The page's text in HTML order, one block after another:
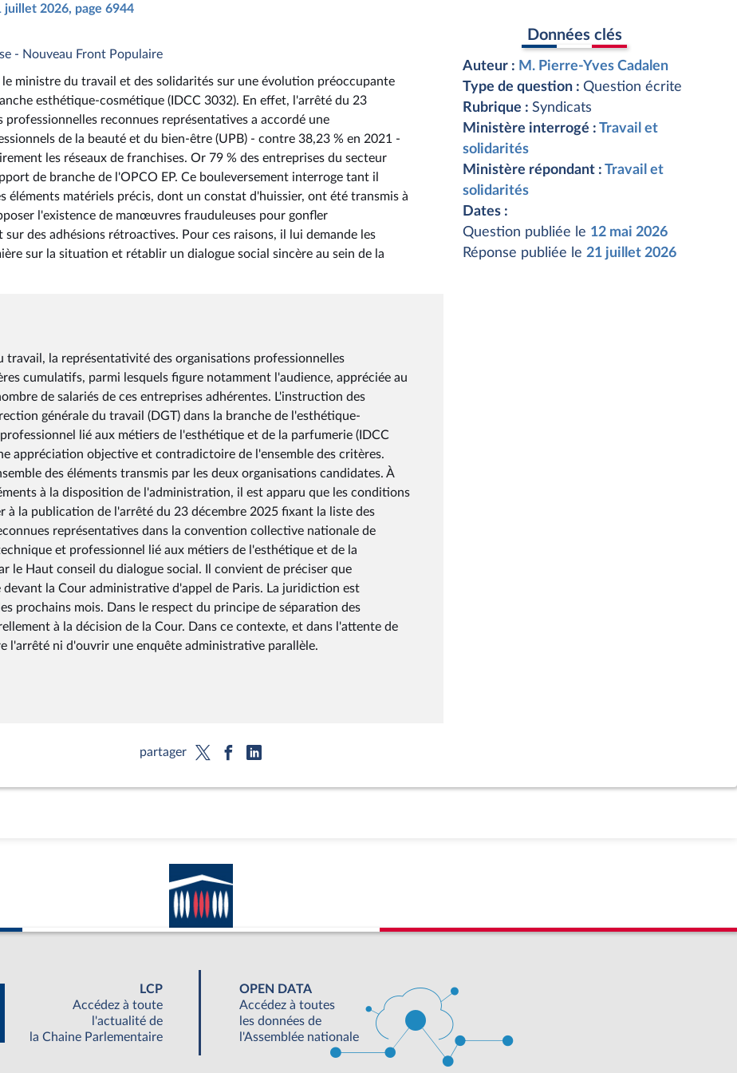
juillet 2026, page 6944
- Nouveau Front Populaire
ministre du travail et des solidarités sur une évolution préoccupante
esthétique-cosmétique (IDCC 3032). En effet, l'arrêté du 23
reconnues représentatives a accordé une
de la beauté et du bien-être (UPB) - contre 38,23 % en 2021 -
les réseaux de franchises. Or 79 % des entreprises du secteur
de branche de l'OPCO EP. Ce bouleversement interroge tant il
éléments matériels précis, dont un constat d'huissier, ont été transmis à
l'existence de manœuvres frauduleuses pour gonfler
des adhésions rétroactives. Pour ces raisons, il lui demande les
sur la situation et rétablir un dialogue social sincère au sein de la
travail, la représentativité des organisations professionnelles
cumulatifs, parmi lesquels figure notamment l'audience, appréciée au
de salariés de ces entreprises adhérentes. L'instruction des
générale du travail (DGT) dans la branche de l'esthétique-
lié aux métiers de l'esthétique et de la parfumerie (IDCC
appréciation objective et contradictoire de l'ensemble des critères.
des éléments transmis par les deux organisations candidates. À
à la disposition de l'administration, il est apparu que les conditions
à la publication de l'arrêté du 23 décembre 2025 fixant la liste des
représentatives dans la convention collective nationale de
et professionnel lié aux métiers de l'esthétique et de la
le Haut conseil du dialogue social. Il convient de préciser que
la Cour administrative d'appel de Paris. La juridiction est
prochains mois. Dans le respect du principe de séparation des
à la décision de la Cour. Dans ce contexte, et dans l'attente de
l'arrêté ni d'ouvrir une enquête administrative parallèle.
Données clés
Auteur : M. Pierre-Yves Cadalen
Type de question : Question écrite
Rubrique : Syndicats
Ministère interrogé : Travail et
solidarités
Ministère répondant : Travail et
solidarités
Dates :
Question publiée le 12 mai 2026
Réponse publiée le 21 juillet 2026
partager
LCP
Accédez à toute
l'actualité de
la Chaine Parlementaire
OPEN DATA
Accédez à toutes
les données de
l'Assemblée nationale